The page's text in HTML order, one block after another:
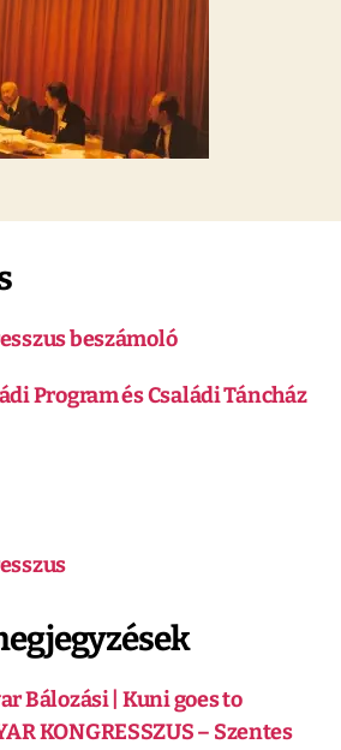
beszámoló
Program és Családi Táncház
Bálozási | Kuni goes to
KONGRESSZUS – Szentes